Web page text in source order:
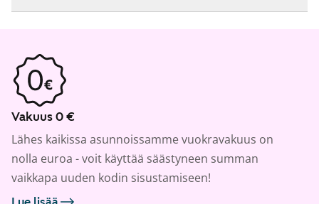
Vakuus 0 €
Lähes kaikissa asunnoissamme vuokravakuus on
nolla euroa - voit käyttää säästyneen summan
vaikkapa uuden kodin sisustamiseen!